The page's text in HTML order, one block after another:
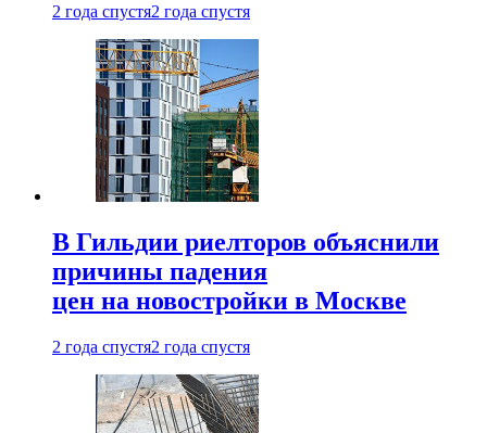
2 года спустя2 года спустя
В Гильдии риелторов объяснили
причины падения
цен на новостройки в Москве
2 года спустя2 года спустя